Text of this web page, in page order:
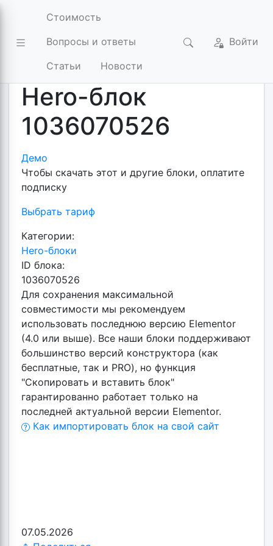
Стоимость
Вопросы и ответы
Статьи
Новости
Войти
Hero-блок
1036070526
Демо
Чтобы скачать этот и другие блоки, оплатите
подписку
Выбрать тариф
Категории:
Hero-блоки
ID блока:
1036070526
Для сохранения максимальной
совместимости мы рекомендуем
использовать последнюю версию Elementor
(4.0 или выше). Все наши блоки поддерживают
большинство версий конструктора (как
бесплатные, так и PRO), но функция
"Скопировать и вставить блок"
гарантированно работает только на
последней актуальной версии Elementor.
Как импортировать блок на свой сайт
07.05.2026